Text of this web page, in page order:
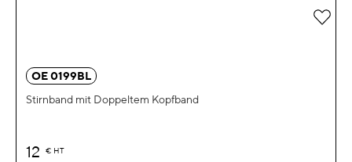
OE 0199BL
Stirnband mit Doppeltem Kopfband
12 € HT
Zur